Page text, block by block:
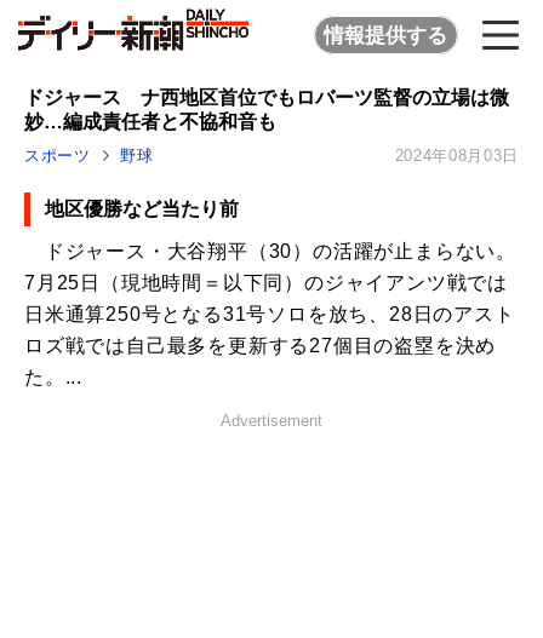
情報提供する
ドジャース ナ西地区首位でもロバーツ監督の立場は微
妙…編成責任者と不協和音も
スポーツ 野球 2024年08月03日
地区優勝など当たり前
ドジャース・大谷翔平（30）の活躍が止まらない。
7月25日（現地時間＝以下同）のジャイアンツ戦では
日米通算250号となる31号ソロを放ち、28日のアスト
ロズ戦では自己最多を更新する27個目の盗塁を決め
た。...
Advertisement